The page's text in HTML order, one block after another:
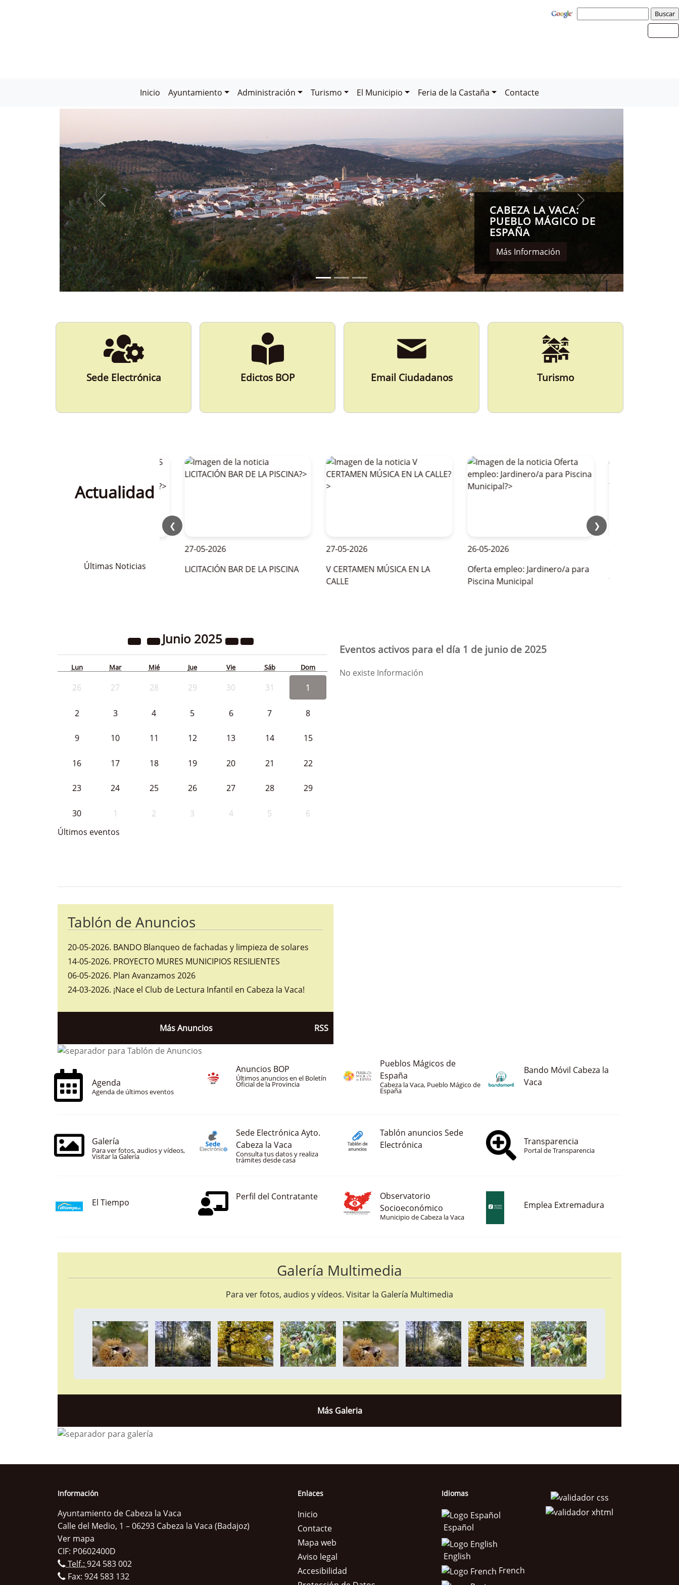
Inicio Ayuntamiento Administración Turismo El Municipio Feria de la Castaña Contacte
CABEZA LA VACA:
PUEBLO MÁGICO DE
ESPAÑA
Más Información
Sede Electrónica Edictos BOP Email Ciudadanos Turismo
Actualidad
Últimas Noticias
❮ ❯
27-05-2026
LICITACIÓN BAR DE LA PISCINA
27-05-2026
V CERTAMEN MÚSICA EN LA
CALLE
26-05-2026
Oferta empleo: Jardinero/a para
Piscina Municipal
28-05-2026
Junio 2025
Lun Mar Mié Jue Vie Sáb Dom
26 27 28 29 30 31 1
2 3 4 5 6 7 8
9 10 11 12 13 14 15
16 17 18 19 20 21 22
23 24 25 26 27 28 29
30 1 2 3 4 5 6
Eventos activos para el día 1 de junio de 2025
No existe Información
Últimos eventos
Tablón de Anuncios
20-05-2026. BANDO Blanqueo de fachadas y limpieza de solares
14-05-2026. PROYECTO MURES MUNICIPIOS RESILIENTES
06-05-2026. Plan Avanzamos 2026
24-03-2026. ¡Nace el Club de Lectura Infantil en Cabeza la Vaca!
Más Anuncios RSS
Agenda
Agenda de últimos eventos
Anuncios BOP
Últimos anuncios en el Boletín
Oficial de la Provincia
Pueblos Mágicos de
España
Cabeza la Vaca, Pueblo Mágico de
España
Bando Móvil Cabeza la
Vaca
Galería
Para ver fotos, audios y vídeos,
Visitar la Galería
Sede Electrónica Ayto.
Cabeza la Vaca
Consulta tus datos y realiza
trámites desde casa
Tablón anuncios Sede
Electrónica
Transparencia
Portal de Transparencia
El Tiempo
Perfil del Contratante
Observatorio
Socioeconómico
Municipio de Cabeza la Vaca
Emplea Extremadura
Galería Multimedia
Para ver fotos, audios y vídeos. Visitar la Galería Multimedia
Más Galeria
Información
Ayuntamiento de Cabeza la Vaca
Calle del Medio, 1 – 06293 Cabeza la Vaca (Badajoz)
Ver mapa
CIF: P0602400D
Telf.:924 583 002
Fax: 924 583 132
Enlaces
Inicio
Contacte
Mapa web
Aviso legal
Accesibilidad
Idiomas
Español
English
French